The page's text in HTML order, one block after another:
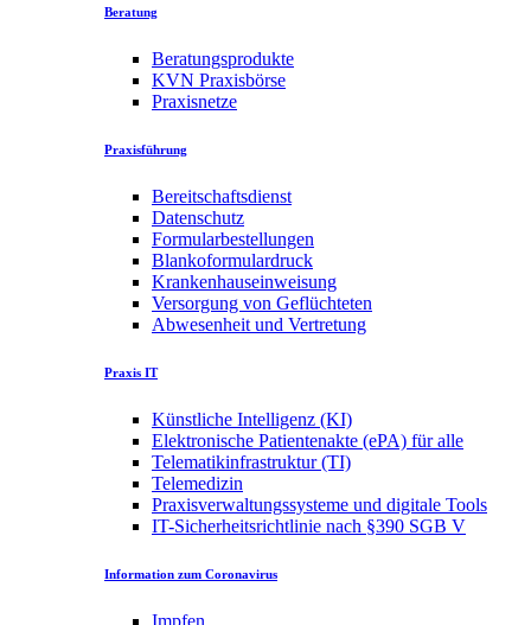
Beratung
Beratungsprodukte
KVN Praxisbörse
Praxisnetze
Praxisführung
Bereitschaftsdienst
Datenschutz
Formularbestellungen
Blankoformulardruck
Krankenhauseinweisung
Versorgung von Geflüchteten
Abwesenheit und Vertretung
Praxis IT
Künstliche Intelligenz (KI)
Elektronische Patientenakte (ePA) für alle
Telematikinfrastruktur (TI)
Telemedizin
Praxisverwaltungssysteme und digitale Tools
IT-Sicherheitsrichtlinie nach §390 SGB V
Information zum Coronavirus
Impfen